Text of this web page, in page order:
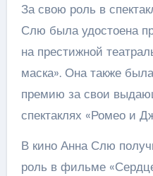
За свою роль в
Слю была удостоена
на престижной
маска». Она также
премию за свои
спектаклях «Ромео и
В кино Анна Слю
роль в фильме